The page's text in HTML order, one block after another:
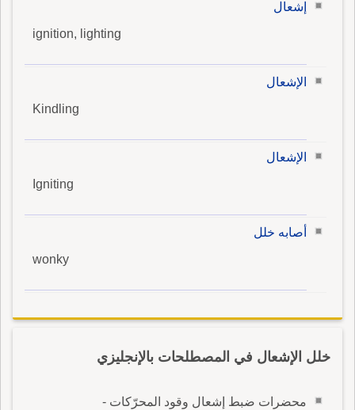
إشعال
ignition, lighting
الإشعال
Kindling
الإشعال
Igniting
أصابه خلل
wonky
خلل الإشعال في المصطلحات بالإنجليزي
محضرات ضبط إشعال وقود المحرّكات -